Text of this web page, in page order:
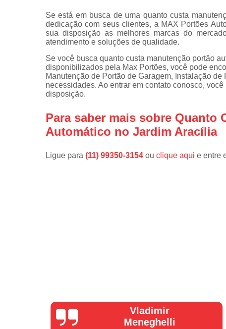
Se está em busca de uma quanto custa
dedicação com seus clientes, a MAX Portões
sua disposição as melhores marcas do
atendimento e soluções de qualidade.
Se você busca quanto custa manutenção portão
disponibilizados pela Max Portões, você pode
Manutenção de Portão de Garagem, Instalação
necessidades. Ao entrar em contato conosco,
disposição.
Para saber mais sobre Quanto
Automático no Jardim Aracília
Ligue para (11) 99350-3154 ou clique aqui e entre
Isabel
Cassanho